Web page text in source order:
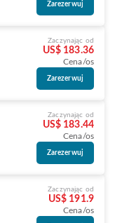
Zarezerwuj
Zaczynając od
US$ 183.36
Cena/os
Zarezerwuj
Zaczynając od
US$ 183.44
Cena/os
Zarezerwuj
Zaczynając od
US$ 191.9
Cena/os